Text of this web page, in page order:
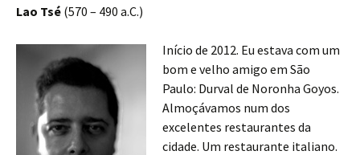
Lao Tsé (570 – 490 a.C.)
Início de 2012. Eu estava com um
bom e velho amigo em São
Paulo: Durval de Noronha Goyos.
Almoçávamos num dos
excelentes restaurantes da
cidade. Um restaurante italiano.